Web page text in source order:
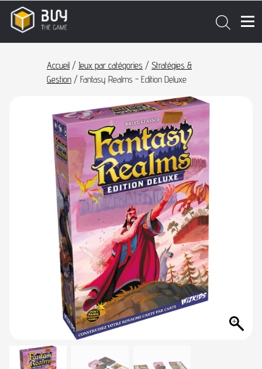
Accueil / Jeux par catégories / Stratégies &
Gestion / Fantasy Realms - Edition Deluxe